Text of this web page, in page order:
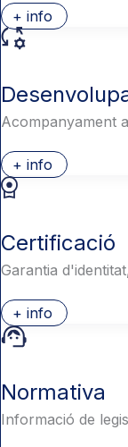
+ info
Acompanyament
+ info
Certificació
Garantia
+ info
Normativa
Informació de